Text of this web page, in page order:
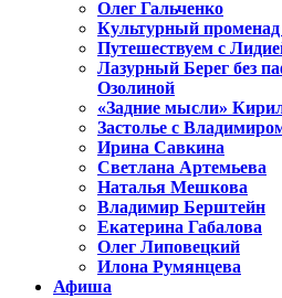
Олег Гальченко
Культурный променад
Путешествуем с
Лазурный Берег без
Озолиной
«Задние мысли»
Застолье с
Ирина Савкина
Светлана Артемьева
Наталья Мешкова
Владимир Берштейн
Екатерина Габалова
Олег Липовецкий
Илона Румянцева
Афиша